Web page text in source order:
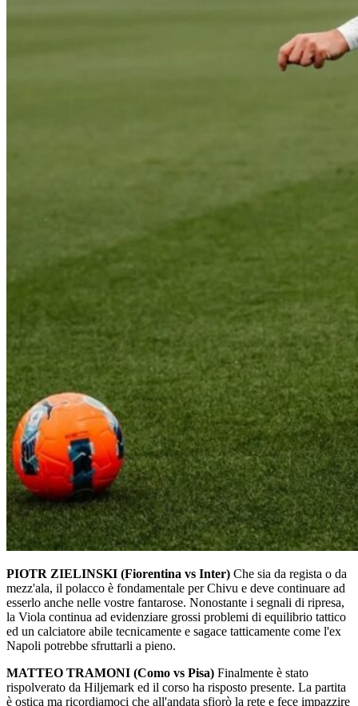
PIOTR ZIELINSKI (Fiorentina vs Inter) Che sia da regista o da
mezz'ala, il polacco è fondamentale per Chivu e deve continuare ad
esserlo anche nelle vostre fantarose. Nonostante i segnali di ripresa,
la Viola continua ad evidenziare grossi problemi di equilibrio tattico
ed un calciatore abile tecnicamente e sagace tatticamente come l'ex
Napoli potrebbe sfruttarli a pieno.
MATTEO TRAMONI (Como vs Pisa) Finalmente è stato
rispolverato da Hiljemark ed il corso ha risposto presente. La partita
è ostica ma ricordiamoci che all'andata sfiorò la rete e fece impazzire